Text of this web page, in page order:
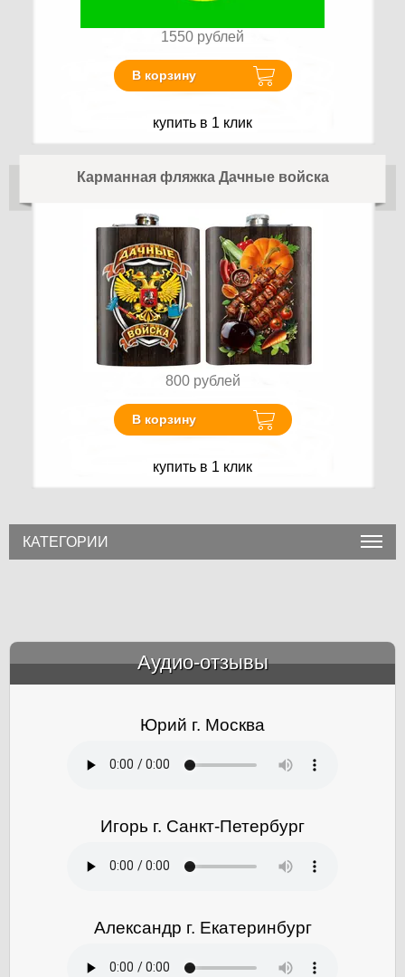
1550 рублей
В корзину
купить в 1 клик
Карманная фляжка Дачные войска
800 рублей
В корзину
купить в 1 клик
КАТЕГОРИИ
Аудио-отзывы
Юрий г. Москва
Игорь г. Санкт-Петербург
Александр г. Екатеринбург